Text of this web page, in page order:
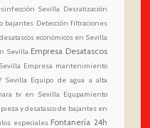
Sevilla Desratización
bajantes Detección filtraciones
económicos en Sevilla
Sevilla Empresa Desatascos
Empresa mantenimiento
Sevilla Equipo de agua a alta
tv en Sevilla Equpamiento
y desatasco de bajantes en
especiales Fontanería 24h